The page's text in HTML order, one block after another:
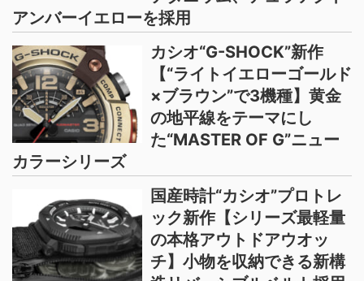
アンバーイエローを採用
カシオ“G-SHOCK”新作
【“ライトイエローゴールド
×ブラウン”で3機種】黄金
の地平線をテーマにし
た“MASTER OF G”ニュー
カラーシリーズ
国産時計“カシオ”プロトレ
ック新作【シリーズ最軽量
の本格アウトドアウオッ
チ】小物を収納できる新構